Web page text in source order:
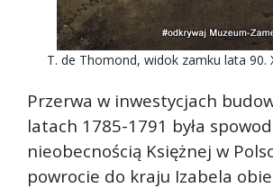
T. de Thomond, widok zamku lata 90.
Przerwa w inwestycjach
latach 1785-1791 była
nieobecnością Księżnej w
powrocie do kraju Izabela